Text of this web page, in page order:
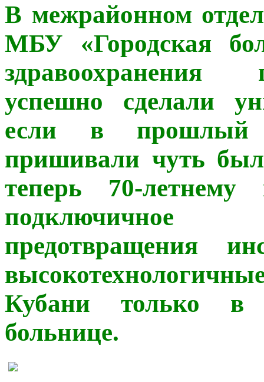
В межрайонном
МБУ «Городская
здравоохранения
успешно сделали
если в прошлый
пришивали чуть
теперь 70-
подключичное
предотвращения
Кубани только в
больнице.